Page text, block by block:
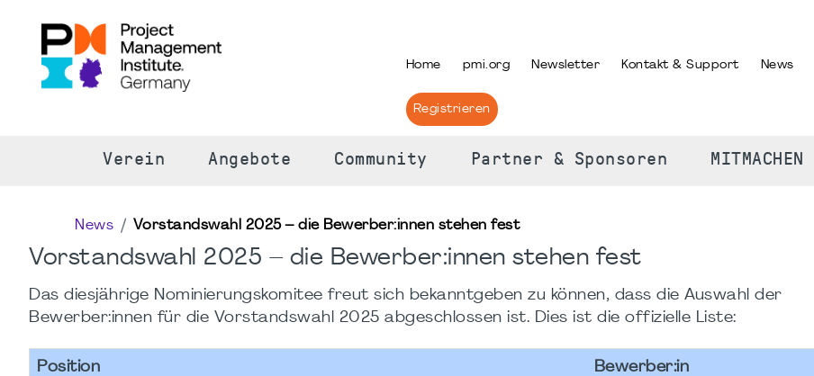
Home pmi.org Newsletter Kontakt & Support News
Registrieren
Verein Angebote Community Partner & Sponsoren MITMACHEN
News Vorstandswahl 2025 – die Bewerber:innen stehen fest
Vorstandswahl 2025 – die Bewerber:innen stehen fest
Das diesjährige Nominierungskomitee freut sich bekanntgeben zu können, dass die Auswahl der
Bewerber:innen für die Vorstandswahl 2025 abgeschlossen ist. Dies ist die offizielle Liste:
Position Bewerber:in